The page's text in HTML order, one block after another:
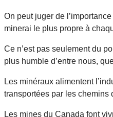
On peut juger de
minerai le plus propre à
Ce n’est pas seulement du
plus humble d’entre nous,
Les minéraux alimentent
transportées par les chemins
Les mines du Canada font